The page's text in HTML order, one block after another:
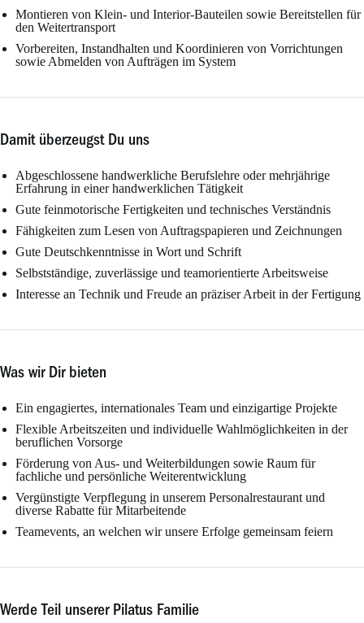
Montieren von Klein- und Interior-Bauteilen sowie Bereitstellen für
den Weitertransport
Vorbereiten, Instandhalten und Koordinieren von Vorrichtungen
sowie Abmelden von Aufträgen im System
Damit überzeugst Du uns
Abgeschlossene handwerkliche Berufslehre oder mehrjährige
Erfahrung in einer handwerklichen Tätigkeit
Gute feinmotorische Fertigkeiten und technisches Verständnis
Fähigkeiten zum Lesen von Auftragspapieren und Zeichnungen
Gute Deutschkenntnisse in Wort und Schrift
Selbstständige, zuverlässige und teamorientierte Arbeitsweise
Interesse an Technik und Freude an präziser Arbeit in der Fertigung
Was wir Dir bieten
Ein engagiertes, internationales Team und einzigartige Projekte
Flexible Arbeitszeiten und individuelle Wahlmöglichkeiten in der
beruflichen Vorsorge
Förderung von Aus- und Weiterbildungen sowie Raum für
fachliche und persönliche Weiterentwicklung
Vergünstigte Verpflegung in unserem Personalrestaurant und
diverse Rabatte für Mitarbeitende
Teamevents, an welchen wir unsere Erfolge gemeinsam feiern
Werde Teil unserer Pilatus Familie